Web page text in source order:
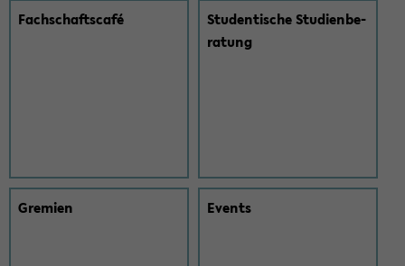
Fach­schaft­s­café
Stu­den­ti­sche Stu­di­en­be­
ra­tung
Gre­mi­en Events